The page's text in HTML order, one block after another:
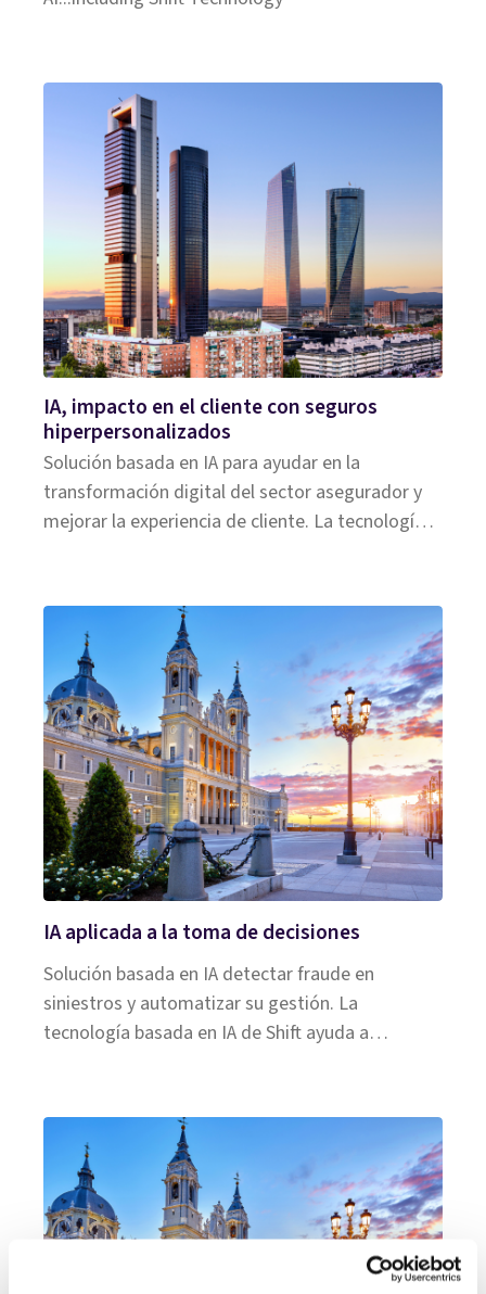
IA, impacto en el cliente con seguros
hiperpersonalizados
Solución basada en IA para ayudar en la
transformación digital del sector asegurador y
mejorar la experiencia de cliente. La tecnología
IA aplicada a la toma de decisiones
Solución basada en IA detectar fraude en
siniestros y automatizar su gestión. La
tecnología basada en IA de Shift ayuda a